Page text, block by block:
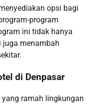
opsi bagi
program
ini tidak hanya
juga menambah
di Denpasar
ramah lingkungan